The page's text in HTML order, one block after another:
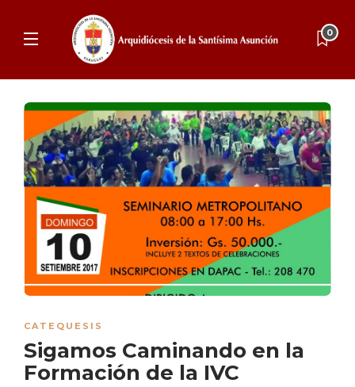
0
CATEQUESIS
Sigamos Caminando en la
Formación de la IVC